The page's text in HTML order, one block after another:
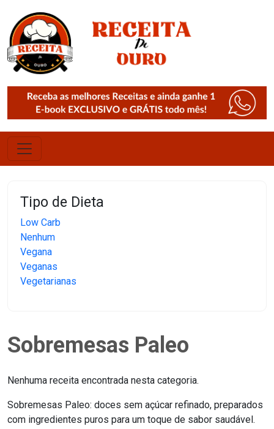
Tipo de Dieta
Low Carb
Nenhum
Vegana
Veganas
Vegetarianas
Sobremesas Paleo
Nenhuma receita encontrada nesta categoria.
Sobremesas Paleo: doces sem açúcar refinado, preparados
com ingredientes puros para um toque de sabor saudável.